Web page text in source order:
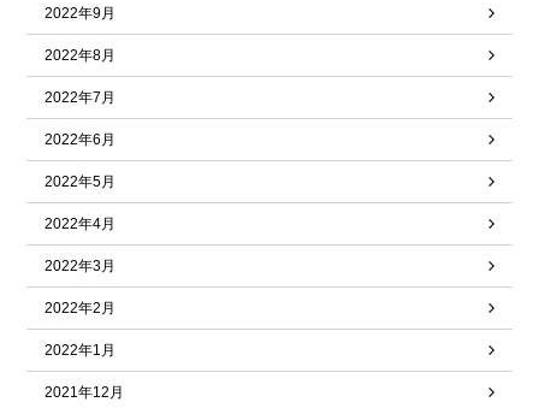
2022年9月
2022年8月
2022年7月
2022年6月
2022年5月
2022年4月
2022年3月
2022年2月
2022年1月
2021年12月